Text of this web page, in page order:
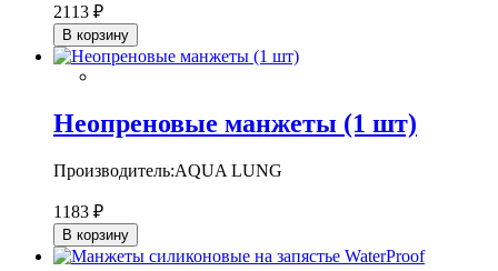
2113 ₽
В корзину
Неопреновые манжеты (1 шт)
Производитель:AQUA LUNG
1183 ₽
В корзину